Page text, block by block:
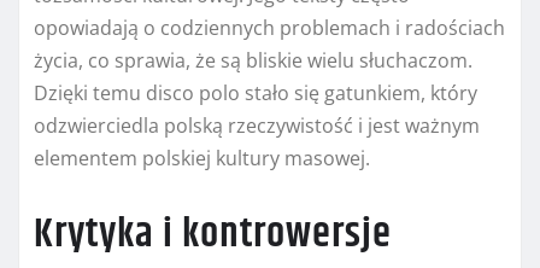
opowiadają o codziennych problemach i radościach
życia, co sprawia, że są bliskie wielu słuchaczom.
Dzięki temu disco polo stało się gatunkiem, który
odzwierciedla polską rzeczywistość i jest ważnym
elementem polskiej kultury masowej.
Krytyka i kontrowersje